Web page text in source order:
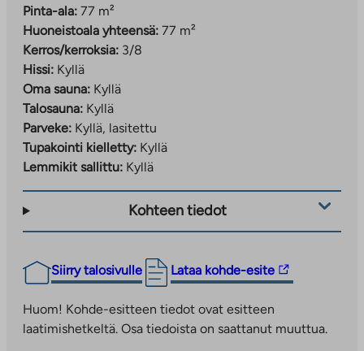
Pinta-ala: 77 m²
Huoneistoala yhteensä: 77 m²
Kerros/kerroksia: 3/8
Hissi: Kyllä
Oma sauna: Kyllä
Talosauna: Kyllä
Parveke: Kyllä, lasitettu
Tupakointi kielletty: Kyllä
Lemmikit sallittu: Kyllä
Kohteen tiedot
Siirry talosivulle Lataa kohde-esite
Linkki
vie
ulkopuoliseen
palveluun.
Huom! Kohde-esitteen tiedot ovat esitteen
laatimishetkeltä. Osa tiedoista on saattanut muuttua.